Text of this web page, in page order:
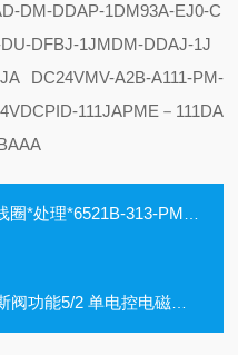
DM-DDAP-1DM93A-EJ0-C
DFBJ-1JMDM-DDAJ-1J
JA DC24VMV-A2B-A111-PM-
PID-111JAPME－111DA
处理*6521B-313-PM-111DA
单电控电磁阀报价CPV14-GE-IB-8